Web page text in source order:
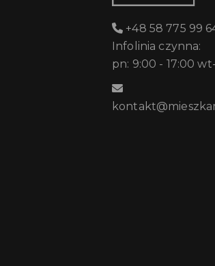
+48 58 775 99
Infolinia czynna:
pn: 9:00 - 17:00